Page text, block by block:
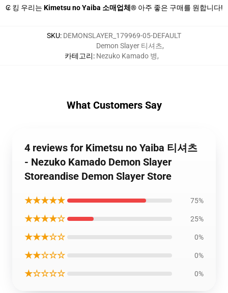
₢ 킹 우리는 Kimetsu no Yaiba 소매업체®아주 좋은 구매를 원합니다!️️
SKU: DEMONSLAYER_179969-05-DEFAULT
카테고리:
Demon Slayer 티셔츠,
Nezuko Kamado 병,
What Customers Say
4 reviews for Kimetsu no Yaiba 티셔츠
- Nezuko Kamado Demon Slayer
Storeandise Demon Slayer Store
★★★★★ 75%
★★★★☆ 25%
★★★☆☆ 0%
★★☆☆☆ 0%
★☆☆☆☆ 0%